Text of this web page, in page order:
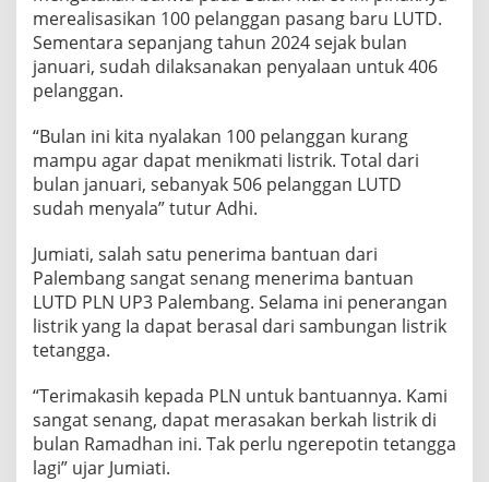
merealisasikan 100 pelanggan pasang baru LUTD.
Sementara sepanjang tahun 2024 sejak bulan
januari, sudah dilaksanakan penyalaan untuk 406
pelanggan.
“Bulan ini kita nyalakan 100 pelanggan kurang
mampu agar dapat menikmati listrik. Total dari
bulan januari, sebanyak 506 pelanggan LUTD
sudah menyala” tutur Adhi.
Jumiati, salah satu penerima bantuan dari
Palembang sangat senang menerima bantuan
LUTD PLN UP3 Palembang. Selama ini penerangan
listrik yang Ia dapat berasal dari sambungan listrik
tetangga.
“Terimakasih kepada PLN untuk bantuannya. Kami
sangat senang, dapat merasakan berkah listrik di
bulan Ramadhan ini. Tak perlu ngerepotin tetangga
lagi” ujar Jumiati.